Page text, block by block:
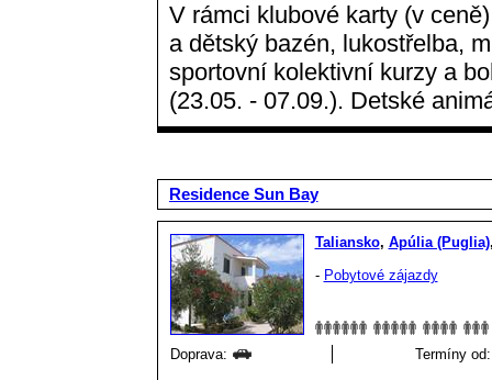
V rámci klubové karty (v
a dětský bazén, lukostřelba,
sportovní kolektivní kurzy a
(23.05. - 07.09.). Detské
Residence Sun Bay
Taliansko, Apúlia (Puglia)
- Pobytové zájazdy
Doprava: Termíny